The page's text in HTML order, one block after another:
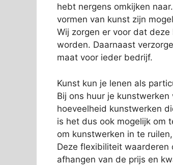
hebt nergens omkijken
vormen van kunst zijn
Wij zorgen er voor dat
worden. Daarnaast
maat voor ieder bedrijf.
Kunst kun je lenen als
Bij ons huur je
hoeveelheid kunstwerken
is het dus ook mogelijk om
om kunstwerken in te
Deze flexibiliteit waarderen
afhangen van de prijs en